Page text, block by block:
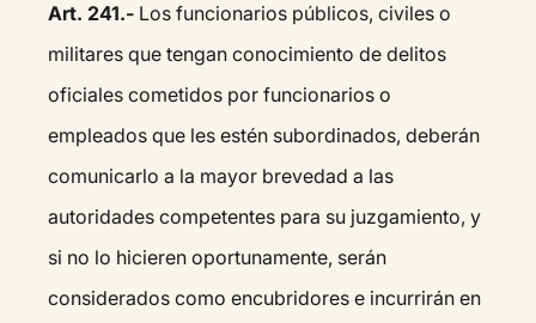
Art. 241.- Los funcionarios públicos, civiles o
militares que tengan conocimiento de delitos
oficiales cometidos por funcionarios o
empleados que les estén subordinados, deberán
comunicarlo a la mayor brevedad a las
autoridades competentes para su juzgamiento, y
si no lo hicieren oportunamente, serán
considerados como encubridores e incurrirán en